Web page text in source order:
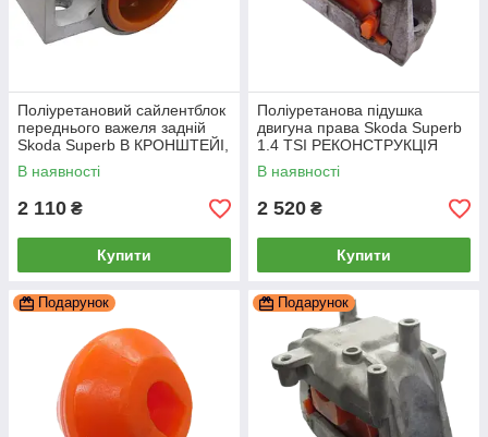
Поліуретановий сайлентблок
переднього важеля задній
Skoda Superb В КРОНШТЕЙІ,
PP-0201da
В наявності
2 110 ₴
Купити
Поліуретанова підушка
двигуна права Skoda Superb
1.4 TSI РЕКОНСТРУКЦІЯ
ВАШОЇ, PP-0359pbe
В наявності
2 520 ₴
Купити
Подарунок Подарунок